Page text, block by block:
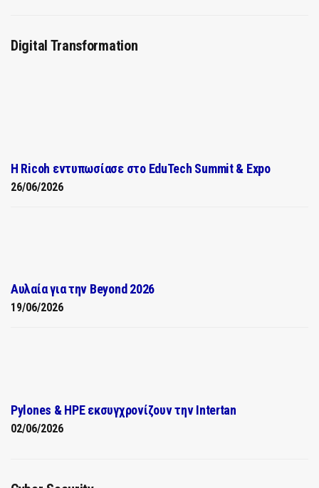
Digital Transformation
Η Ricoh εντυπωσίασε στο EduTech Summit & Expo
26/06/2026
Αυλαία για την Beyond 2026
19/06/2026
Pylones & HPE εκσυγχρονίζουν την Intertan
02/06/2026